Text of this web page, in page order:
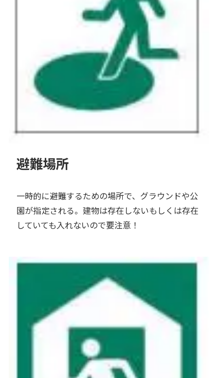
避難場所
一時的に避難するための場所で、グラウンドや公
園が指定される。建物は存在しないもしくは存在
していても入れないので要注意！